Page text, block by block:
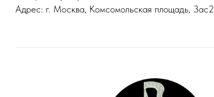
Адрес: г. Москва, Комсомольская площадь, 3ас2